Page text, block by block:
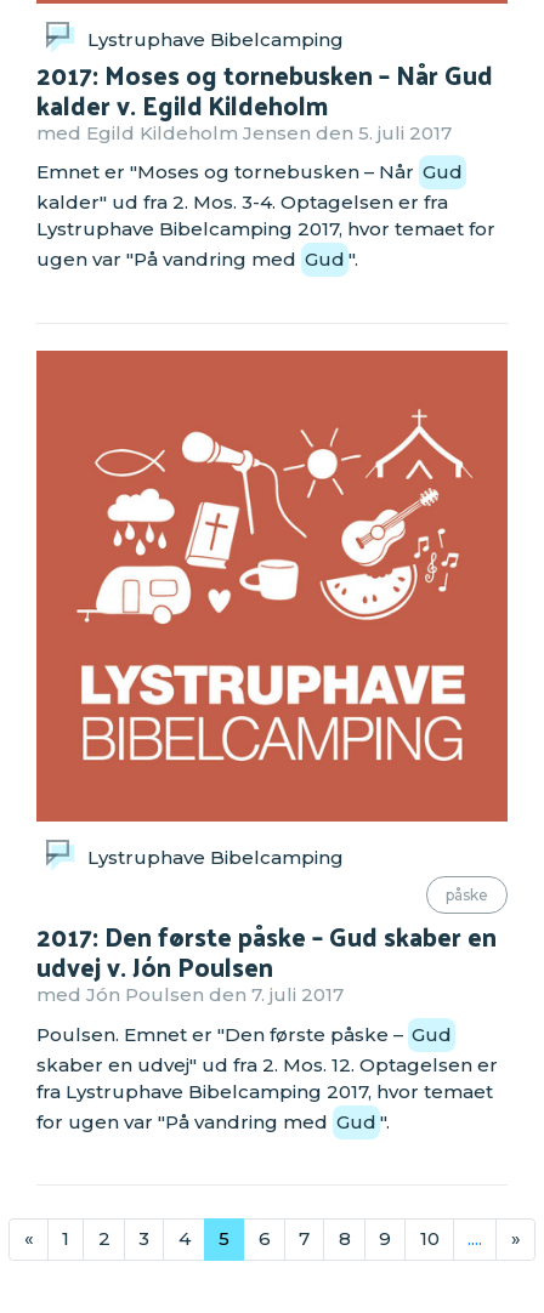
Lystruphave Bibelcamping
2017: Moses og tornebusken – Når Gud
kalder v. Egild Kildeholm
med Egild Kildeholm Jensen den 5. juli 2017
Emnet er "Moses og tornebusken – Når Gud
kalder" ud fra 2. Mos. 3-4. Optagelsen er fra
Lystruphave Bibelcamping 2017, hvor temaet for
ugen var "På vandring med Gud ".
Lystruphave Bibelcamping
påske
2017: Den første påske – Gud skaber en
udvej v. Jón Poulsen
med Jón Poulsen den 7. juli 2017
Poulsen. Emnet er "Den første påske – Gud
skaber en udvej" ud fra 2. Mos. 12. Optagelsen er
fra Lystruphave Bibelcamping 2017, hvor temaet
for ugen var "På vandring med Gud ".
« 1 2 3 4 5 6 7 8 9 10 .... »